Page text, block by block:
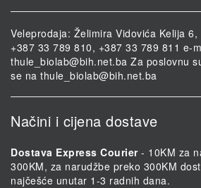
Veleprodaja: Želimira Vidovića Kelija
+387 33 789 810, +387 33 789 811 e-
thule_biolab@bih.net.ba Za poslovnu
se na thule_biolab@bih.net.ba
Načini i cijena dostave
Dostava Express Courier- 10KM za
300KM, za narudžbe preko 300KM
najčešće unutar 1-3 radnih dana.